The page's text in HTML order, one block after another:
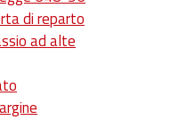
di reparto
ad alte